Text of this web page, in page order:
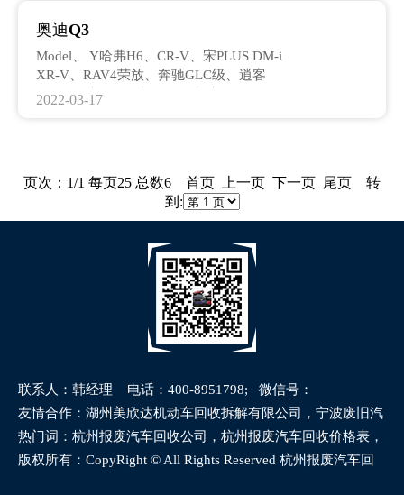
车辆报废，suv有报废年限吗，杭州车强制报废年限，
suv车多少年报废，轿车和suv多少年报废
奥迪Q3
Model、 Y哈弗H6、CR-V、宋PLUS DM-i
XR-V、RAV4荣放、奔驰GLC级、逍客
途观L、缤智、理想ONE、长安CS55 PLUS
哈弗大狗、哈弗M6、皓影、吉利缤越
探岳、长安CS75、欧尚X7 PLUS、荣威RX5
哈弗神兽、比亚迪元Pro、
2022-03-17
页次：1/1 每页25 总数6 首页 上一页 下一页 尾页 转
到:
联系人：韩经理 电话：400-8951798; 微信号：
18582584951网站地图
友情合作：湖州美欣达机动车回收拆解有限公司，宁波废旧汽
车回收有限公司
热门词：杭州报废汽车回收公司，杭州报废汽车回收价格表，
杭州车辆报废补贴，杭州报废车回收
版权所有：CopyRight © All Rights Reserved 杭州报废汽车回